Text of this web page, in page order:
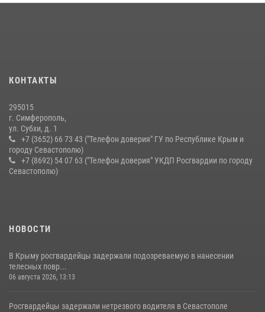
10 июля 2026, 15:10
КОНТАКТЫ
295015
г. Симферополь,
ул. Субхи, д. 1
+7 (3652) 66 73 43 ("Телефон доверия" ГУ по Республике Крым и
городу Севастополю)
+7 (8692) 54 07 63 ("Телефон доверия" УКДП Росгвардии по городу
Севастополю)
НОВОСТИ
В Крыму росгвардейцы задержали подозреваемую в нанесении
телесных повр...
06 августа 2026, 13:13
Росгвардейцы задержали нетрезвого водителя в Севастополе